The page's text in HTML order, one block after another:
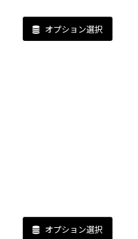
オプション選択
オプション選択